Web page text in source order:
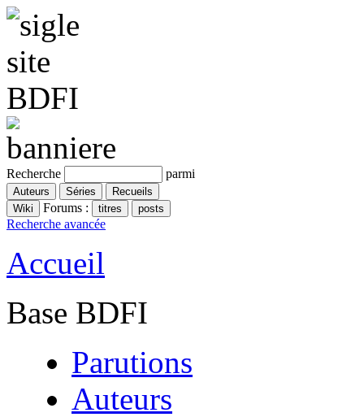
Recherche parmi
Forums :
Recherche avancée
Accueil
Base BDFI
Parutions
Auteurs